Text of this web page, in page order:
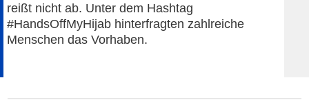
reißt nicht ab. Unter dem Hashtag
#HandsOffMyHijab hinterfragten zahlreiche
Menschen das Vorhaben.